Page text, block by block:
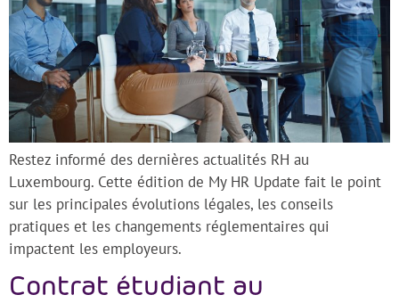
Restez informé des dernières actualités RH au
Luxembourg. Cette édition de My HR Update fait le point
sur les principales évolutions légales, les conseils
pratiques et les changements réglementaires qui
impactent les employeurs.
Contrat étudiant au